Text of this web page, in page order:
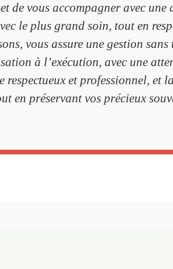
de vous accompagner avec
le plus grand soin, tout en
vous assure une gestion
à l’exécution, avec une
et professionnel, et
en préservant vos précieux